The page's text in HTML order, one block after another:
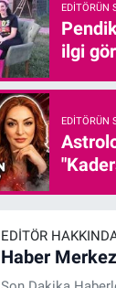
EDITÖRÜN
ilgi
EDITÖRÜN
EDITÖR
Haber